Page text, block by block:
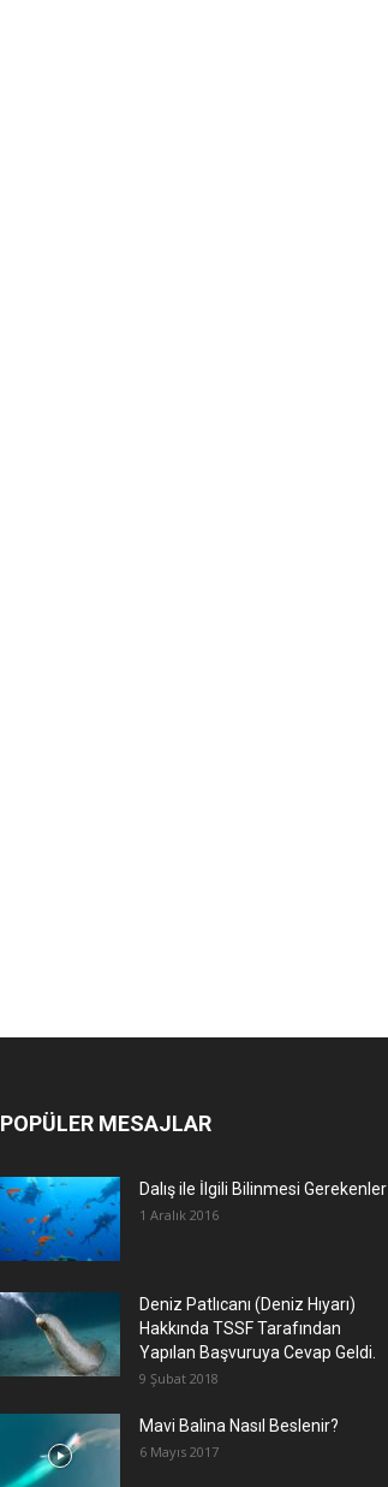
POPÜLER MESAJLAR
Dalış ile İlgili Bilinmesi Gerekenler
1 Aralık 2016
Deniz Patlıcanı (Deniz Hıyarı)
Hakkında TSSF Tarafından
Yapılan Başvuruya Cevap Geldi.
9 Şubat 2018
Mavi Balina Nasıl Beslenir?
6 Mayıs 2017